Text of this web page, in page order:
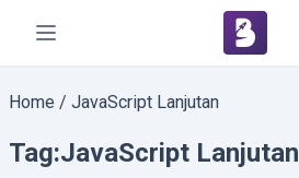
Home / JavaScript Lanjutan
Tag:JavaScript Lanjutan